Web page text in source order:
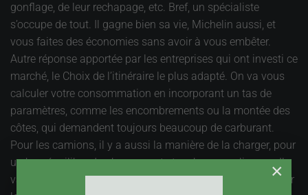
gonflage, de leur rechapage, etc. Bref, un spécialiste
s’occupe de tout. Il gagne bien sa vie, Michelin aussi, et
vous faites des économies sans avoir à vous embêter.
Autre réponse apportée par les entreprises qui ont investi ce
marché, le Choix de l’itinéraire le plus adapté. On va vous
calculer votre consommation en incorporant un tas de
paramètres, comme les encombrements ou la montée des
côtes, qui demandent toujours beaucoup de carburant.
Pour les camions, il y a aussi la manière de la charger, pour
un bon équilibre du chargement et un bon remplissage. Il
va falloir se rapprocher d’autres chargeurs, pour mutualiser
×